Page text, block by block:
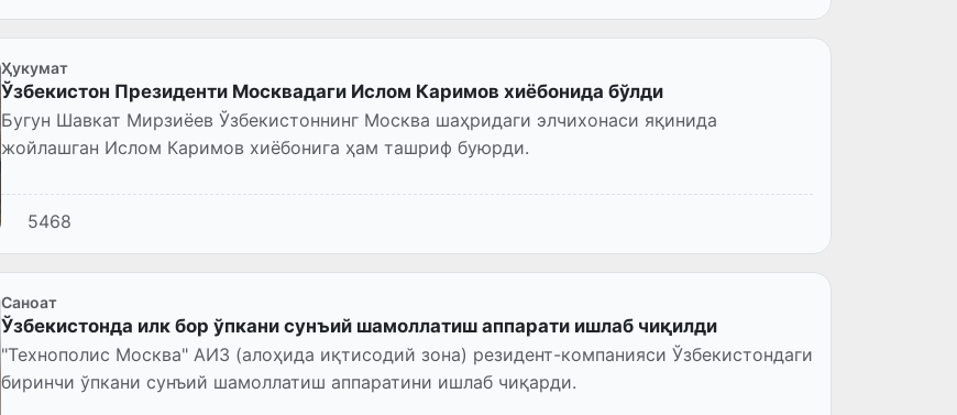
Ҳукумат
Ўзбекистон Президенти Москвадаги Ислом Каримов хиёбонида бўлди
Бугун Шавкат Мирзиёев Ўзбекистоннинг Москва шаҳридаги элчихонаси яқинида
жойлашган Ислом Каримов хиёбонига ҳам ташриф буюрди.
5468
Саноат
Ўзбекистонда илк бор ўпкани сунъий шамоллатиш аппарати ишлаб чиқилди
"Технополис Москва" АИЗ (алоҳида иқтисодий зона) резидент-компанияси Ўзбекистондаги
биринчи ўпкани сунъий шамоллатиш аппаратини ишлаб чиқарди.